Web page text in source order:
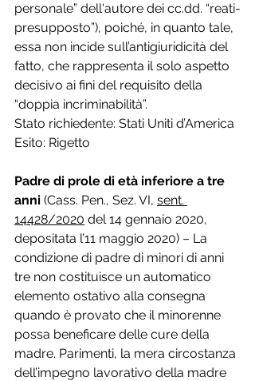
personale” dell'autore dei cc.dd. “reati-
presupposto”), poiché, in quanto tale,
essa non incide sull’antigiuridicità del
fatto, che rappresenta il solo aspetto
decisivo ai fini del requisito della
“doppia incriminabilità”.
Stato richiedente: Stati Uniti d’America
Esito: Rigetto
Padre di prole di età inferiore a tre
anni (Cass. Pen., Sez. VI, sent.
14428/2020 del 14 gennaio 2020,
depositata l’11 maggio 2020) – La
condizione di padre di minori di anni
tre non costituisce un automatico
elemento ostativo alla consegna
quando è provato che il minorenne
possa beneficare delle cure della
madre. Parimenti, la mera circostanza
dell’impegno lavorativo della madre